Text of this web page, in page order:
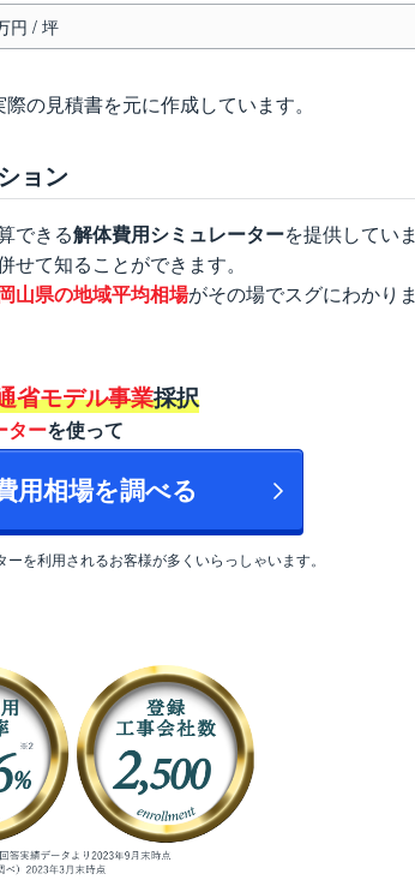
円 / 坪
の見積書を元に作成しています。
ョン
できる解体費用シミュレーターを提供していま
て知ることができます。
山県の地域平均相場がその場でスグにわかりま
省モデル事業採択
ターを使って
用相場を調べる
を利用されるお客様が多くいらっしゃいます。